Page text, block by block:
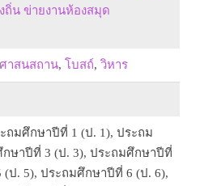
น ข่ายงานห้องสมุด
ศาสนสถาน, โบสถ์, วิหาร
มศึกษาปีที่ 1 (ป. 1), ประถม
ษาปีที่ 3 (ป. 3), ประถมศึกษาปีที่
ป. 5), ประถมศึกษาปีที่ 6 (ป. 6),